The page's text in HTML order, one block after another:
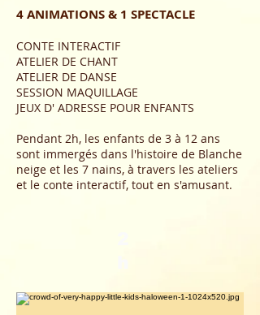
4 ANIMATIONS& 1 SPECTACLE
CONTE INTERACTIF
ATELIER DE CHANT
ATELIER DE DANSE
SESSION MAQUILLAGE
JEUX D' ADRESSE POUR ENFANTS
Pendant 2h, les enfants de 3 à 12 ans
sont immergés dans l'histoire de Blanche
neige et les 7 nains, à travers les ateliers
et le conte interactif, tout en s'amusant.